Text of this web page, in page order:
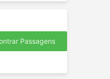
Passagens